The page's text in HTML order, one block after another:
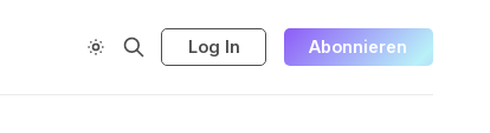
Log In Abonnieren